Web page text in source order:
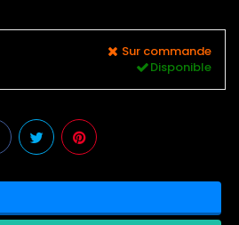
Sur commande
Disponible